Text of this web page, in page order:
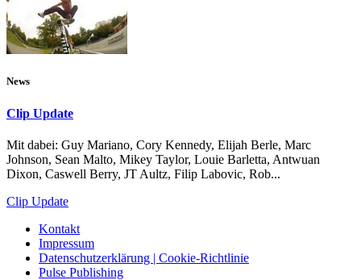
News
Clip Update
Mit dabei: Guy Mariano, Cory Kennedy, Elijah Berle, Marc
Johnson, Sean Malto, Mikey Taylor, Louie Barletta, Antwuan
Dixon, Caswell Berry, JT Aultz, Filip Labovic, Rob...
Clip Update
Kontakt
Impressum
Datenschutzerklärung | Cookie-Richtlinie
Pulse Publishing